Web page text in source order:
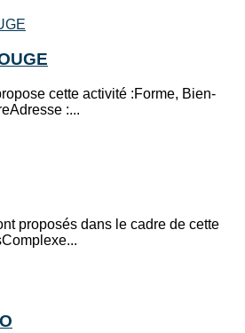
cette activité :Forme, Bien-
:...
proposés dans le cadre de cette